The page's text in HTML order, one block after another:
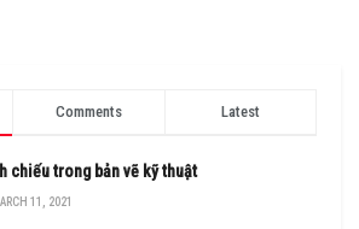
Comments Latest
chiếu trong bản vẽ kỹ thuật
11, 2021